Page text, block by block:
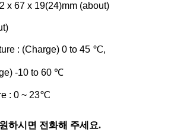
x 67 x 19(24)mm (about)
: (Charge) 0 to 45 ℃,
to 60 ℃
: 0 ~ 23℃
하시면 전화해 주세요.